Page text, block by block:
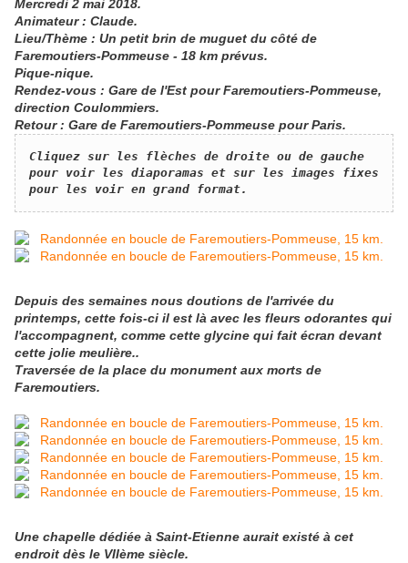
Mercredi 2 mai 2018.
Animateur : Claude.
Lieu/Thème : Un petit brin de muguet du côté de
Faremoutiers-Pommeuse - 18 km prévus.
Pique-nique.
Rendez-vous : Gare de l'Est pour Faremoutiers-Pommeuse,
direction Coulommiers.
Retour : Gare de Faremoutiers-Pommeuse pour Paris.
​Cliquez sur les flèches de droite ou de gauche
pour voir les diaporamas et sur les images fixes
pour les voir en grand format.
Depuis des semaines nous doutions de l'arrivée du
printemps, cette fois-ci il est là avec les fleurs odorantes qui
l'accompagnent, comme cette glycine qui fait écran devant
cette jolie meulière..
Traversée de la place du monument aux morts de
Faremoutiers.
Une chapelle dédiée à Saint-Etienne aurait existé à cet
endroit dès le VIIème siècle.